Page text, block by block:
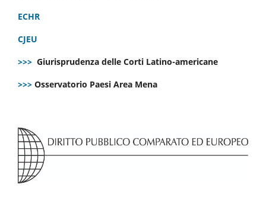
ECHR
CJEU
>>> Giurisprudenza delle Corti Latino-americane
>>> Osservatorio Paesi Area Mena